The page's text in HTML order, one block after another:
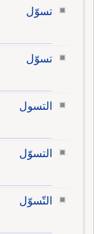
تسوّل
تسوّل
التسول
التسوّل
التّسوّل